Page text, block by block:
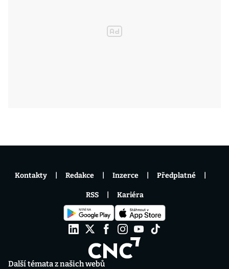
Další témata z našich webů
Kontakty Redakce Inzerce Předplatné
RSS Kariéra